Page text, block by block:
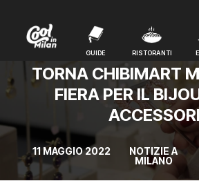
GUIDE RISTORANTI
GUIDE RISTORANTI
TORNA CHIBIMART
FIERA PER IL
ACCESSORI
11 MAGGIO 2022
NOTIZIE A
MILANO